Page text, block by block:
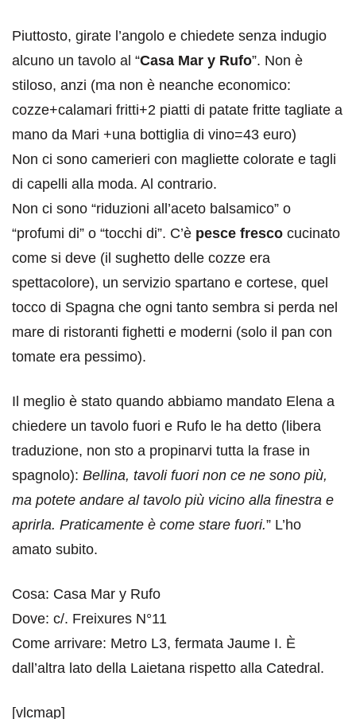
Piuttosto, girate l’angolo e chiedete senza indugio
alcuno un tavolo al “Casa Mar y Rufo”. Non è
stiloso, anzi (ma non è neanche economico:
cozze+calamari fritti+2 piatti di patate fritte tagliate a
mano da Mari +una bottiglia di vino=43 euro)
Non ci sono camerieri con magliette colorate e tagli
di capelli alla moda. Al contrario.
Non ci sono “riduzioni all’aceto balsamico” o
“profumi di” o “tocchi di”. C’è pesce fresco cucinato
come si deve (il sughetto delle cozze era
spettacolore), un servizio spartano e cortese, quel
tocco di Spagna che ogni tanto sembra si perda nel
mare di ristoranti fighetti e moderni (solo il pan con
tomate era pessimo).
Il meglio è stato quando abbiamo mandato Elena a
chiedere un tavolo fuori e Rufo le ha detto (libera
traduzione, non sto a propinarvi tutta la frase in
spagnolo): Bellina, tavoli fuori non ce ne sono più,
ma potete andare al tavolo più vicino alla finestra e
aprirla. Praticamente è come stare fuori.” L’ho
amato subito.
Cosa: Casa Mar y Rufo
Dove: c/. Freixures N°11
Come arrivare: Metro L3, fermata Jaume I. È
dall’altra lato della Laietana rispetto alla Catedral.
[vlcmap]